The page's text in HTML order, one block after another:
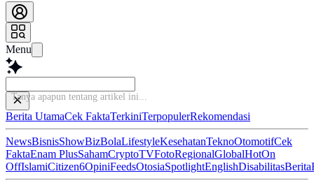
Menu
Tanya apapun tent
Berita UtamaCek FaktaTerkiniTerpopulerRekomendasi
NewsBisnisShowBizBolaLifestyleKesehatanTeknoOtomotifCek
FaktaEnam PlusSahamCryptoTVFotoRegionalGlobalHotOn
OffIslamiCitizen6OpiniFeedsOtosiaSpotlightEnglishDisabilitasBerita